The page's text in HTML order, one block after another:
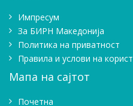
Импресум
Зa БИРН Македонија
Политика на приватност
Правила и услови на
Мапа на сајтот
Почетна